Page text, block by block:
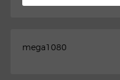
mega1080